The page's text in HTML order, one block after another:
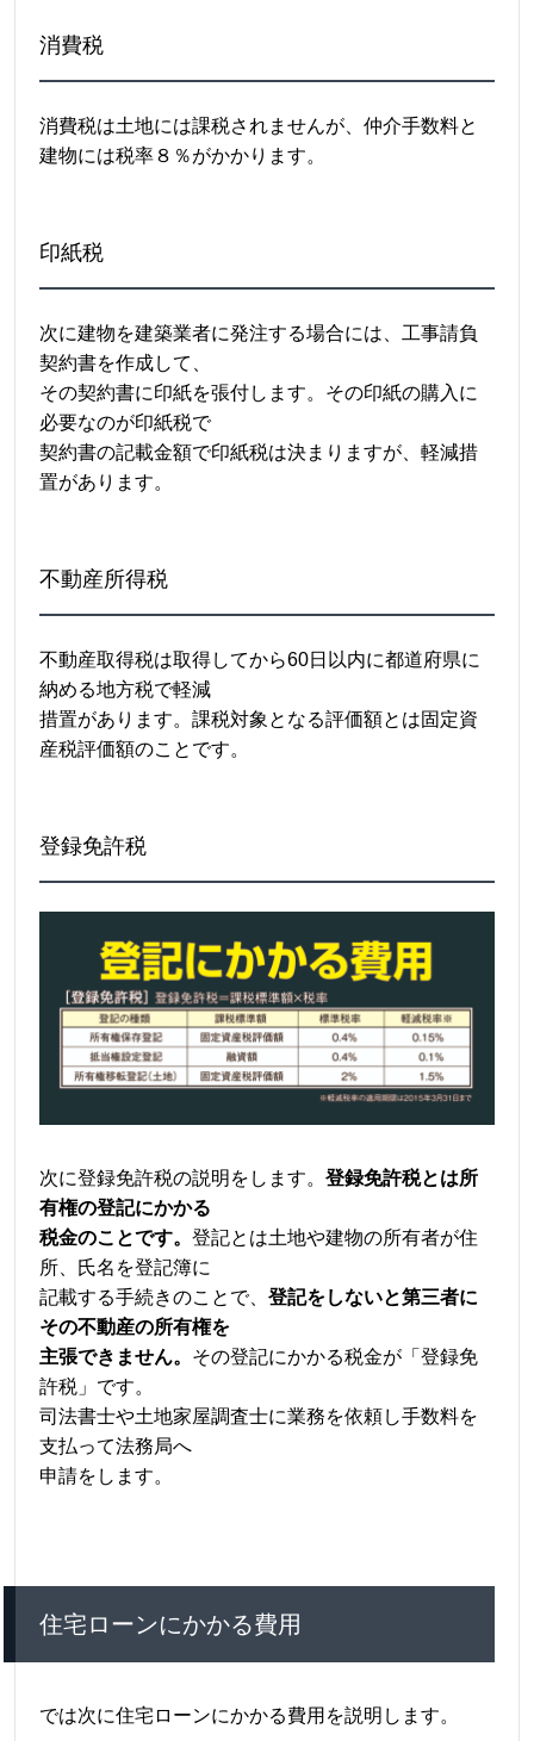
消費税
消費税は土地には課税されませんが、仲介手数料と
建物には税率８％がかかります。
印紙税
次に建物を建築業者に発注する場合には、工事請負
契約書を作成して、
その契約書に印紙を張付します。その印紙の購入に
必要なのが印紙税で
契約書の記載金額で印紙税は決まりますが、軽減措
置があります。
不動産所得税
不動産取得税は取得してから60日以内に都道府県に
納める地方税で軽減
措置があります。課税対象となる評価額とは固定資
産税評価額のことです。
登録免許税
次に登録免許税の説明をします。 登録免許税とは所
有権の登記にかかる
税金のことです。 登記とは土地や建物の所有者が住
所、氏名を登記簿に
記載する手続きのことで、 登記をしないと第三者に
その不動産の所有権を
主張できません。 その登記にかかる税金が「登録免
許税」です。
司法書士や土地家屋調査士に業務を依頼し手数料を
支払って法務局へ
申請をします。
住宅ローンにかかる費用
では次に住宅ローンにかかる費用を説明します。